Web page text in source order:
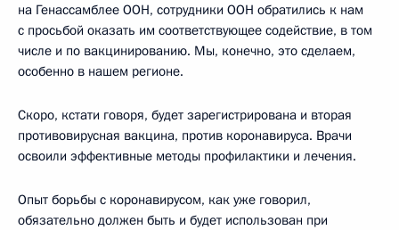
на Генассамблее ООН, сотрудники ООН обратились к нам
с просьбой оказать им соответствующее содействие, в том
числе и по вакцинированию. Мы, конечно, это сделаем,
особенно в нашем регионе.
Скоро, кстати говоря, будет зарегистрирована и вторая
противовирусная вакцина, против коронавируса. Врачи
освоили эффективные методы профилактики и лечения.
Опыт борьбы с коронавирусом, как уже говорил,
обязательно должен быть и будет использован при